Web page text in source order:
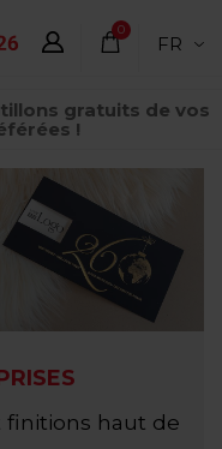
gratuits de vos
!
0
élémentFR
finitions haut de